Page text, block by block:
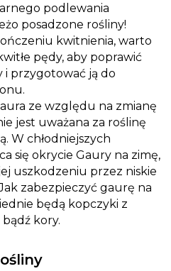
podlewania
posadzone rośliny!
kwitnienia, warto
pędy, aby poprawić
i przygotować ją do
ze względu na zmianę
jest uważana za roślinę
W chłodniejszych
się okrycie Gaury na zimę,
uszkodzeniu przez niskie
zabezpieczyć gaurę na
będą kopczyki z
kory.